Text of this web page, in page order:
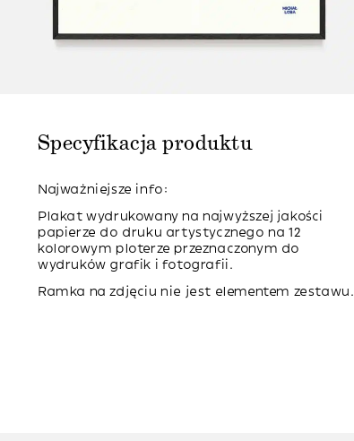
Specyfikacja produktu
Najważniejsze info:
Plakat wydrukowany na najwyższej jakości
papierze do druku artystycznego na 12
kolorowym ploterze przeznaczonym do
wydruków grafik i fotografii.
Ramka na zdjęciu nie jest elementem zestawu.